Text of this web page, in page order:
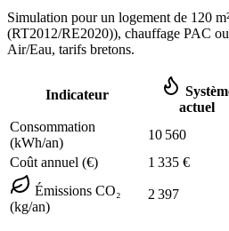
Simulation pour un logement de 120
(RT2012/RE2020)), chauffage PAC
Air/Eau, tarifs bretons.
Indicateur
actuel
Consommation
(kWh/an)
10 560
Coût annuel (€)
1 335 €
Émissions CO₂
(kg/an)
2 397